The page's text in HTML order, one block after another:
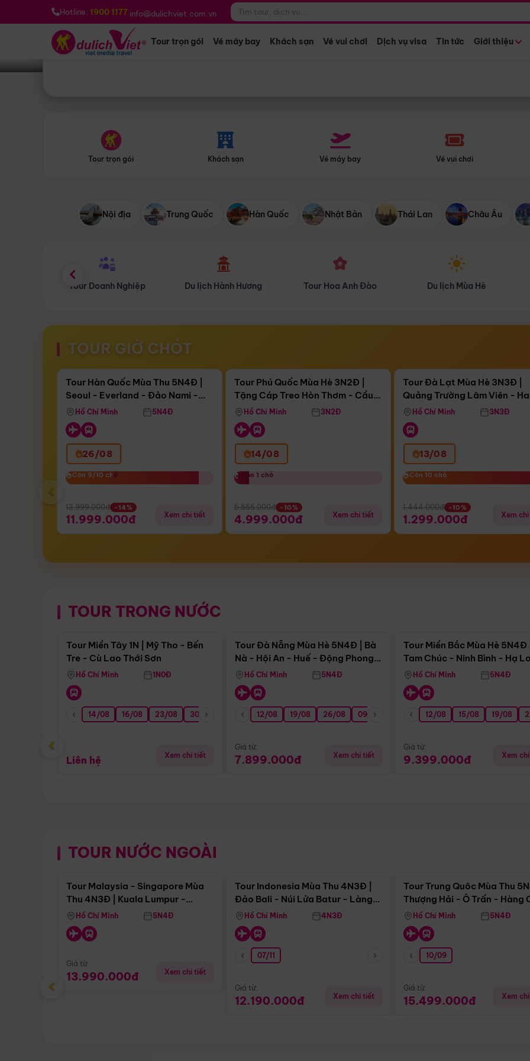
Hotline: 1900 1177 info@dulichviet.com.vn
Tour trọn gói Vé máy bay Khách sạn Vé vui chơi Dịch vụ visa Tin tức Giới thiệu
Bạn muốn đi đâu? *
Tour trọn gói Khách sạn Vé máy bay Vé vui chơi
Nội địa Trung Quốc Hàn Quốc Nhật Bản Thái Lan Châu Âu
Du lịch Hành Hương Tour Hoa Anh Đào Du lịch Mùa Hè Du lịch Mùa Thu
TOUR GIỜ CHÓT
Còn17 ngày 04:30:51
Bay Sun Phuquoc Airways
Điểm nổi bật
Tour Hàn Quốc Mùa Thu 5N4Đ |
Seoul - Everland - Đảo Nami -
Tháp Namsan (Bay Sun Phuquoc
Airways)
Hồ Chí Minh 5N4Đ
26/08
Còn 9/10 chỗ
Còn 9/10 chỗ
13.999.000đ -14%
11.999.000đ Xem chi tiết
Còn05 ngày 04:30:51
Tặng Cáp Treo Hòn Thơm
Tour Phú Quốc Mùa Hè 3N2Đ |
Tặng Cáp Treo Hòn Thơm - Cầu
Hôn - Công Viên Nước Aquatopia
Hồ Chí Minh 3N2Đ
14/08
Còn 1 chỗ
Còn 1 chỗ
5.555.000đ -10%
4.999.000đ Xem chi tiết
Còn04 ngày 04:30:51
Tour Đà Lạt Mùa Hè 3N3Đ |
Quảng Trường Lâm Viên -
Hill - Puppy Farm
Hồ Chí Minh 3N3Đ
13/08
Còn 10 chỗ
Còn 10 chỗ
1.444.000đ -10%
1.299.000đ Xem
‹
TOUR TRONG NƯỚC
Điểm nổi bật
Tour Miền Tây 1N | Mỹ Tho - Bến
Tre - Cù Lao Thới Sơn
Hồ Chí Minh 1N0Đ
14/08 16/08 23/08 30/08 06/09 13/09 20/09 27/09
Liên hệ Xem chi tiết
Tour Đà Nẵng Mùa Hè 5N4Đ | Bà
Nà - Hội An - Huế - Động Phong
NhaHồ Chí Minh 5N4Đ
12/08 19/08 26/08 09/09 16/09 23/09 30/09 07/10
Giá từ:
7.899.000đ Xem chi tiết
Tour Miền Bắc Mùa Hè 5N4Đ |
Tam Chúc - Ninh Bình - Hạ
Hồ Chí Minh 5N4Đ
12/08 15/08 19/08
Giá từ:
9.399.000đ Xem
‹
TOUR NƯỚC NGOÀI
Điểm nổi bật
Tour Malaysia - Singapore Mùa
Thu 4N3Đ | Kuala Lumpur -
Malacca - Johor Baru -
Singapore
Hồ Chí Minh 5N4Đ
Giá từ:
13.990.000đ Xem chi tiết
Tour Indonesia Mùa Thu 4N3Đ |
Đảo Bali - Núi Lửa Batur - Làng
Penglipuran
Hồ Chí Minh 4N3Đ
07/11
Giá từ:
12.190.000đ Xem chi tiết
Tour Trung Quôc Mùa Thu
Thượng Hải - Ô Trấn - Hàng
(Tour Không Shopping)
Hồ Chí Minh 5N4Đ
10/09
Giá từ:
15.499.000đ Xem
‹